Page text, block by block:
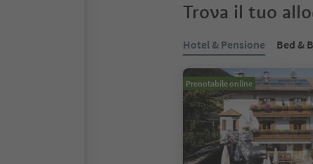
Trova il tuo
Hotel & Pensione Bed &
Prenotabile online